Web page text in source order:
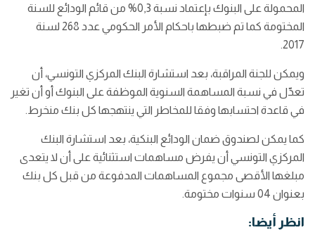
المحمولة على البنوك بإعتماد نسبة 0,3% من قائم الودائع للسنة
المختومة كما تم ضبطها باحكام الأمر الحكومي عدد 268 لسنة
2017.
ويمكن للجنة المراقبة، بعد استشارة البنك المركزي التونسي، أن
تعدّل في نسبة المساهمة السنوية الموظفة على البنوك أو أن تغير
في قاعدة احتسابها وفقا للمخاطر التي ينتهجها كل بنك منخرط.
كما يمكن لصندوق ضمان الودائع البنكية، بعد استشارة البنك
المركزي التونسي أن يفرض مساهمات استثنائية على أن لا يتعدى
مبلغها الأقصى مجموع المساهمات المدفوعة من قبل كل بنك
بعنوان 04 سنوات مختومة.
انظر أيضا: